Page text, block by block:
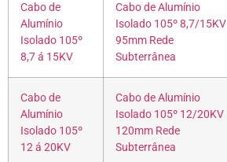
Cabo de
Alumínio
Isolado 105º
8,7 á 15KV
Cabo de Alumínio
Isolado 105º 8,7/15KV
95mm Rede
Subterrânea
Cabo de
Alumínio
Isolado 105º
12 á 20KV
Cabo de Alumínio
Isolado 105º 12/20KV
120mm Rede
Subterrânea